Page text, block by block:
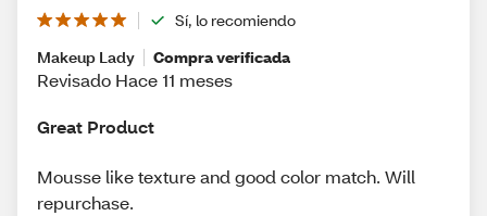
Sí, lo recomiendo
Makeup Lady
Compra verificada
Revisado Hace 11 meses
Great Product
Mousse like texture and good color match. Will
repurchase.